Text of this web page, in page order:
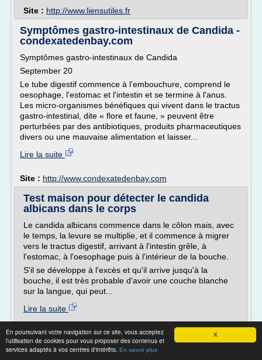
X
En poursuivant votre navigation sur ce site, vous acceptez
l'utilisation de cookies pour vous proposer des contenus et
services adaptés à vos centres d'intérêts. En savoir plus
Site : http://www.liensutiles.fr
Symptômes gastro-intestinaux de Candida -
condexatedenbay.com
Symptômes gastro-intestinaux de Candida
September 20
Le tube digestif commence à l'embouchure, comprend le
oesophage, l'estomac et l'intestin et se termine à l'anus.
Les micro-organismes bénéfiques qui vivent dans le tractus
gastro-intestinal, dite « flore et faune, » peuvent être
perturbées par des antibiotiques, produits pharmaceutiques
divers ou une mauvaise alimentation et laisser...
Lire la suite
Site : http://www.condexatedenbay.com
Test maison pour détecter le candida
albicans dans le corps
Le candida albicans commence dans le côlon mais, avec
le temps, la levure se multiplie, et il commence à migrer
vers le tractus digestif, arrivant à l'intestin grêle, à
l'estomac, à l'oesophage puis à l'intérieur de la bouche.
S'il se développe à l'excès et qu'il arrive jusqu'à la
bouche, il est très probable d'avoir une couche blanche
sur la langue, qui peut...
Lire la suite
Site :http://humormagazin.com
Thèmes liés :eliminer candida albican naturellement